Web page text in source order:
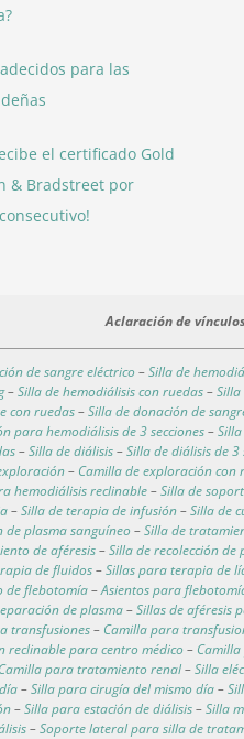
para las
el certificado Gold
& Bradstreet por
Aclaración de
de sangre eléctrico –Silla de
–Silla de hemodiálisis con ruedas–Silla
con ruedas–Silla de donación de
para hemodiálisis de 3 secciones–
–Silla de diálisis–Silla de diálisis de 3
– Camilla de exploración con
hemodiálisis reclinable–Silla de
–Silla de terapia de infusión–Silla de
de plasma sanguíneo –Silla de
de aféresis–Silla de recolección de
de fluidos–Sillas para terapia de
de flebotomía–Asientos para
de plasma–Sillas de aféresis
transfusiones– Camilla para
reclinable para centro médico –
Camilla para tratamiento renal–Silla
–Silla para cirugía del mismo día–
–Silla para estación de diálisis–Silla
–Soporte lateral para silla de